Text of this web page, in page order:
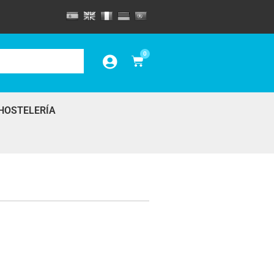
0